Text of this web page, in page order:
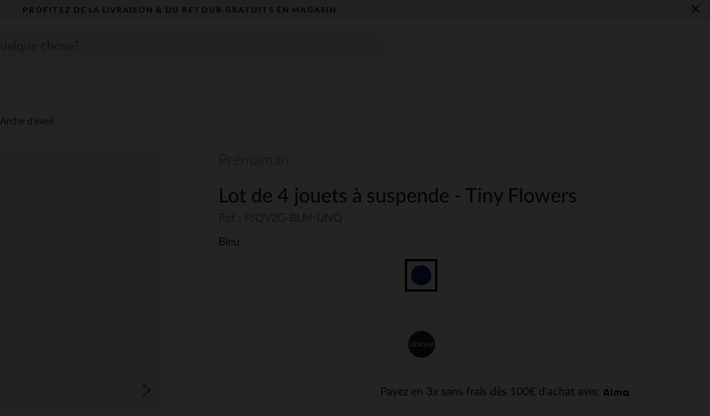
PROFITEZ DE LA LIVRAISON & DU RETOUR GRATUITS EN MAGASIN​ ×
Arche d'éveil
Lot de 4 jouets à suspende - Tiny Flowers
Bleu
Unique
Payez en 3x sans frais dès 100€ d'achat avec